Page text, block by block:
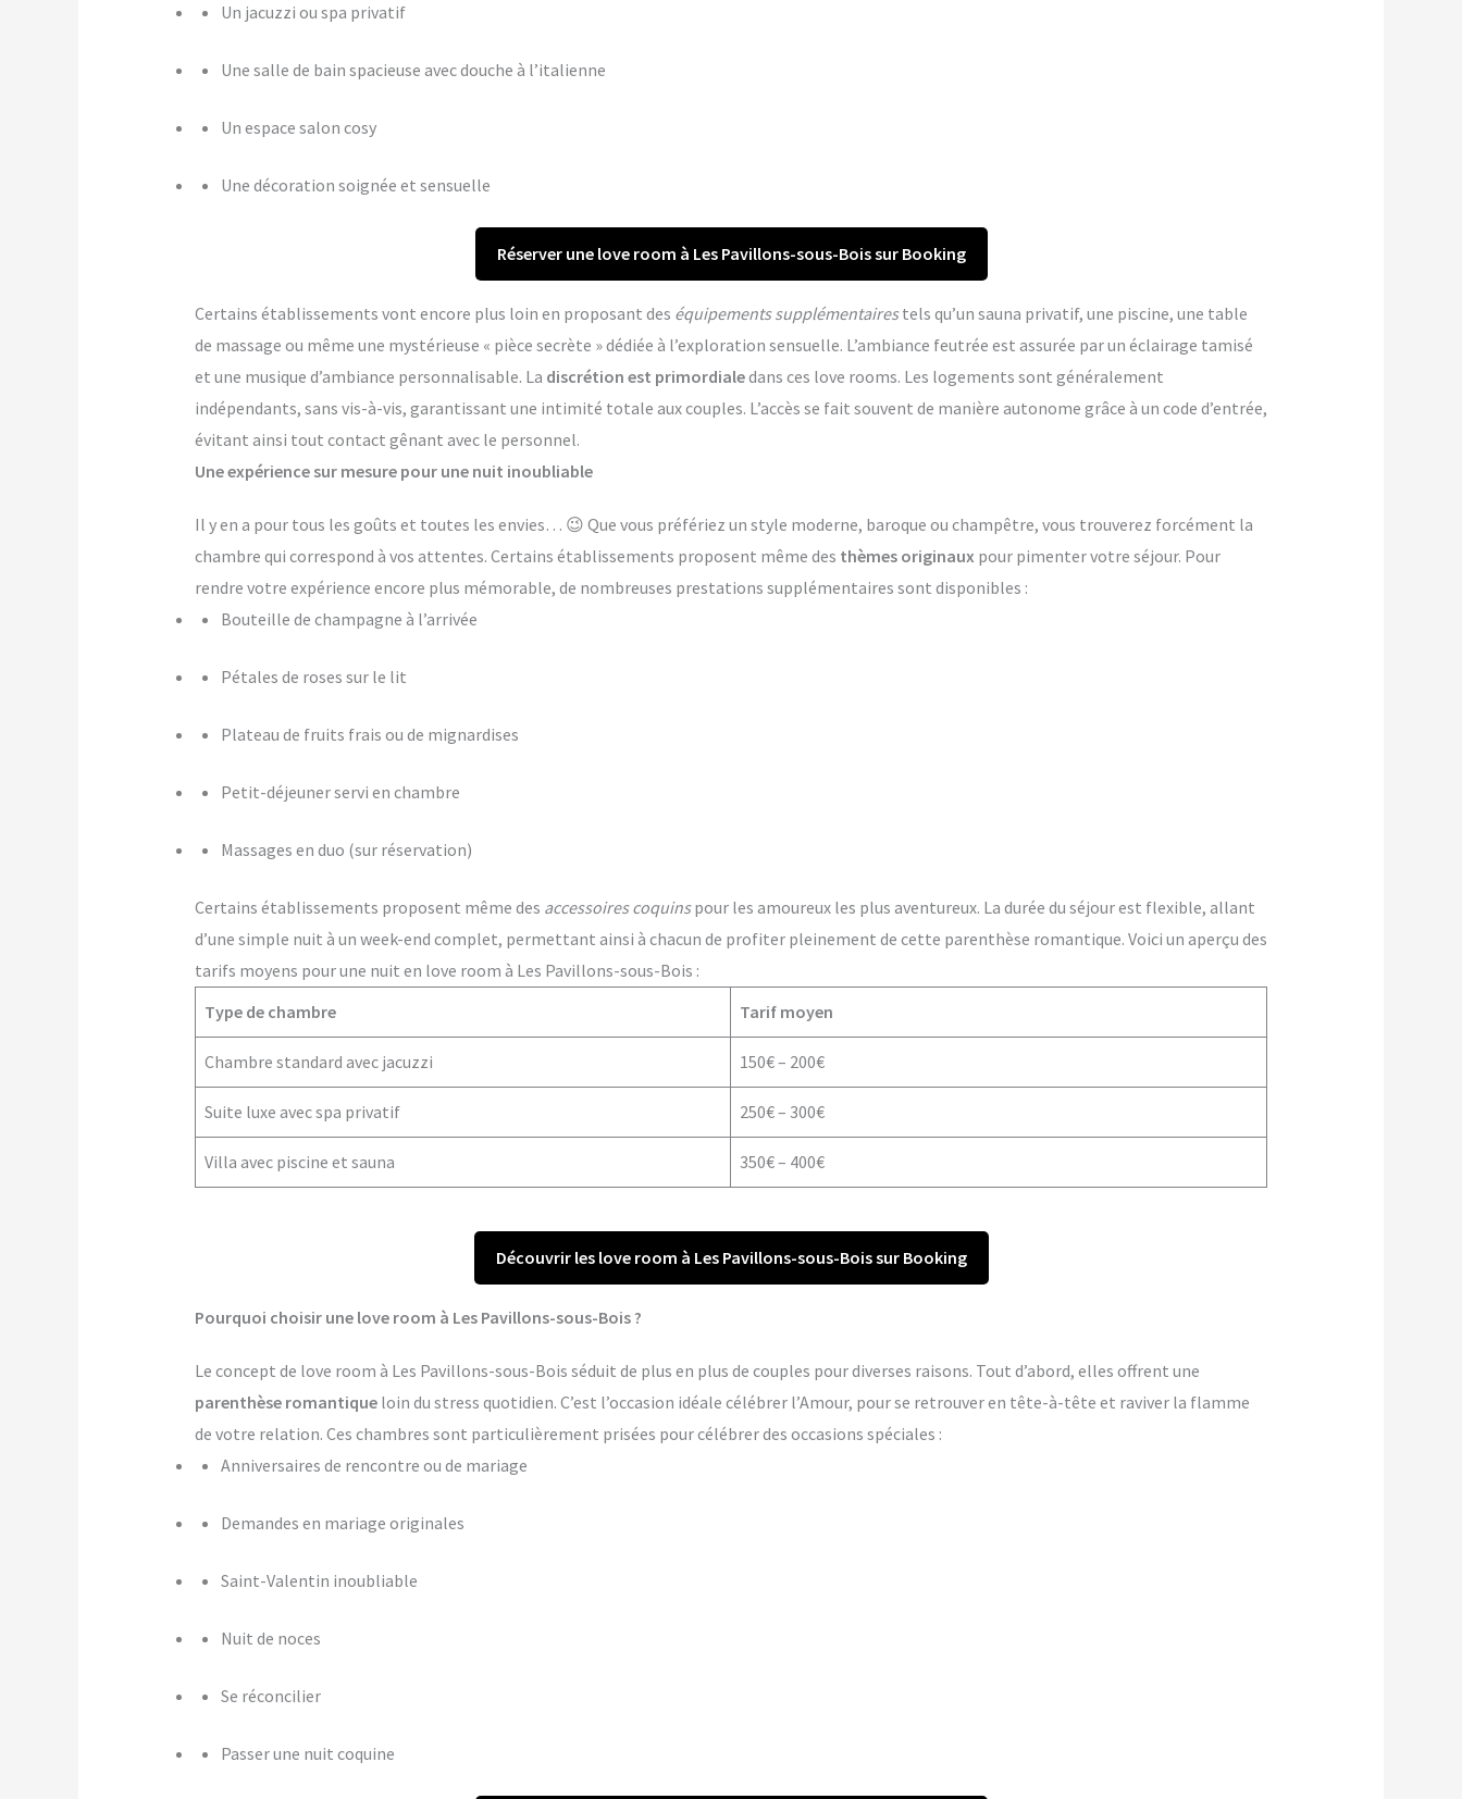
Un jacuzzi ou spa privatif
Une salle de bain spacieuse avec douche à l’italienne
Un espace salon cosy
Une décoration soignée et sensuelle
Réserver une love room à Les Pavillons-sous-Bois sur Booking
Certains établissements vont encore plus loin en proposant des équipements supplémentairestels qu’un sauna privatif, une piscine, une table
de massage ou même une mystérieuse « pièce secrète » dédiée à l’exploration sensuelle. L’ambiance feutrée est assurée par un éclairage tamisé
et une musique d’ambiance personnalisable. La discrétion est primordialedans ces love rooms. Les logements sont généralement
indépendants, sans vis-à-vis, garantissant une intimité totale aux couples. L’accès se fait souvent de manière autonome grâce à un code d’entrée,
évitant ainsi tout contact gênant avec le personnel.
Une expérience sur mesure pour une nuit inoubliable
Il y en a pour tous les goûts et toutes les envies… 😉 Que vous préfériez un style moderne, baroque ou champêtre, vous trouverez forcément la
chambre qui correspond à vos attentes. Certains établissements proposent même des thèmes originaux pour pimenter votre séjour. Pour
rendre votre expérience encore plus mémorable, de nombreuses prestations supplémentaires sont disponibles :
Bouteille de champagne à l’arrivée
Pétales de roses sur le lit
Plateau de fruits frais ou de mignardises
Petit-déjeuner servi en chambre
Massages en duo (sur réservation)
Certains établissements proposent même des accessoires coquinspour les amoureux les plus aventureux. La durée du séjour est flexible, allant
d’une simple nuit à un week-end complet, permettant ainsi à chacun de profiter pleinement de cette parenthèse romantique. Voici un aperçu des
tarifs moyens pour une nuit en love room à Les Pavillons-sous-Bois :
Type de chambre
Tarif moyen
Chambre standard avec jacuzzi 150€ – 200€
Suite luxe avec spa privatif 250€ – 300€
Villa avec piscine et sauna 350€ – 400€
Découvrir les love room à Les Pavillons-sous-Bois sur Booking
Pourquoi choisir une love room à Les Pavillons-sous-Bois ?
Le concept de love room à Les Pavillons-sous-Bois séduit de plus en plus de couples pour diverses raisons. Tout d’abord, elles offrent une
parenthèse romantiqueloin du stress quotidien. C’est l’occasion idéale célébrer l’Amour, pour se retrouver en tête-à-tête et raviver la flamme
de votre relation. Ces chambres sont particulièrement prisées pour célébrer des occasions spéciales :
Anniversaires de rencontre ou de mariage
Demandes en mariage originales
Saint-Valentin inoubliable
Nuit de noces
Se réconcilier
Passer une nuit coquine